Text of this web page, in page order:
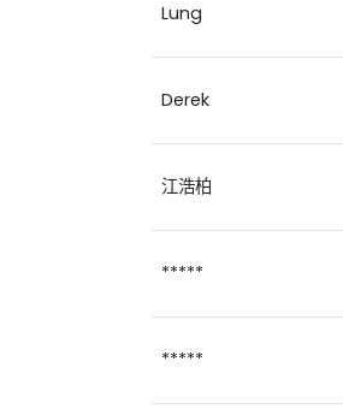
Lung
Derek
江浩柏
*****
*****